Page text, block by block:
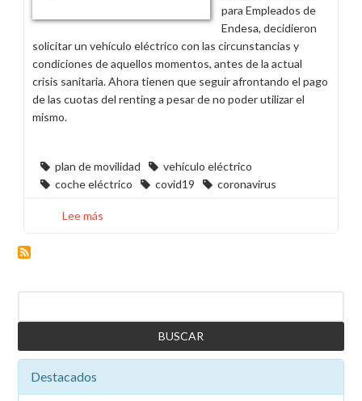
para Empleados de
Endesa, decidieron
solicitar un vehículo eléctrico con las circunstancias y
condiciones de aquellos momentos, antes de la actual
crisis sanitaria. Ahora tienen que seguir afrontando el pago
de las cuotas del renting a pesar de no poder utilizar el
mismo.
plan de movilidad
vehículo eléctrico
coche eléctrico
covid19 coronavirus
Lee más
el
eléctrico
el
Destacados